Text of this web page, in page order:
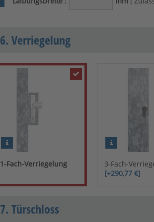
6. Verriegelung
1-Fach-Verriegelung
3-Fach-
[+290,77 €]
7. Türschloss